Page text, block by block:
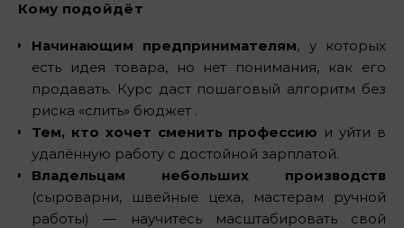
Кому подойдёт
Начинающим предпринимателям, у которых
есть идея товара, но нет понимания, как его
продавать. Курс даст пошаговый алгоритм без
риска «слить» бюджет .
Тем, кто хочет сменить профессию и уйти в
удалённую работу с достойной зарплатой.
Владельцам небольших производств
(сыроварни, швейные цеха, мастерам ручной
работы) — научитесь масштабировать свой